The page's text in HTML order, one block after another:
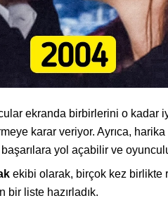
ekranda birbirlerini o kadar
karar veriyor. Ayrıca,
yol açabilir ve
ekibi olarak, birçok kez birlikte
bir liste hazırladık.